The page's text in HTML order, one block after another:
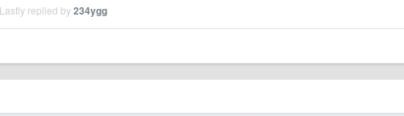
replied by234ygg